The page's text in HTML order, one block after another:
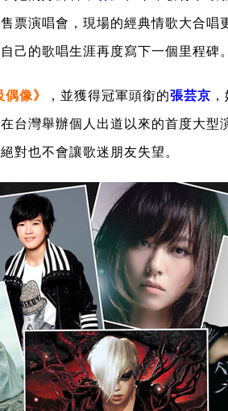
票演唱會，現場的經典情歌大合
己的歌唱生涯再度寫下一個里程碑。
偶像》 ，並獲得冠軍頭銜的張芸京
台灣舉辦個人出道以來的首度大
絕對也不會讓歌迷朋友失望。